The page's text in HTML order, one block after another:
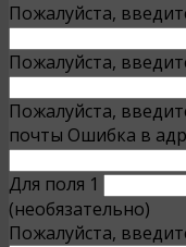
Пожалуйста,
Пожалуйста,
Пожалуйста,
почты Ошибка в
Для поля 1
(необязательно)
Пожалуйста,